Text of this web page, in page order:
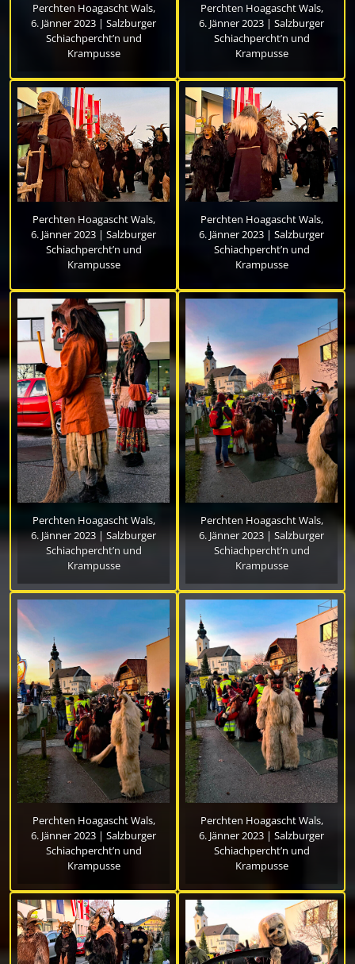
Perchten Hoagascht Wals,
6. Jänner 2023 | Salzburger
Schiachpercht’n und
Krampusse
Perchten Hoagascht Wals,
6. Jänner 2023 | Salzburger
Schiachpercht’n und
Krampusse
Perchten Hoagascht Wals,
6. Jänner 2023 | Salzburger
Schiachpercht’n und
Krampusse
Perchten Hoagascht Wals,
6. Jänner 2023 | Salzburger
Schiachpercht’n und
Krampusse
Perchten Hoagascht Wals,
6. Jänner 2023 | Salzburger
Schiachpercht’n und
Krampusse
Perchten Hoagascht Wals,
6. Jänner 2023 | Salzburger
Schiachpercht’n und
Krampusse
Perchten Hoagascht Wals,
6. Jänner 2023 | Salzburger
Schiachpercht’n und
Krampusse
Perchten Hoagascht Wals,
6. Jänner 2023 | Salzburger
Schiachpercht’n und
Krampusse